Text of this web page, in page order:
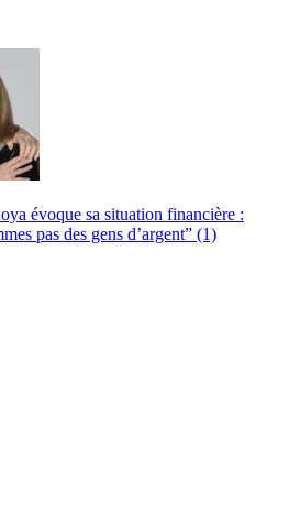
évoque sa situation financière :
pas des gens d’argent” (1)